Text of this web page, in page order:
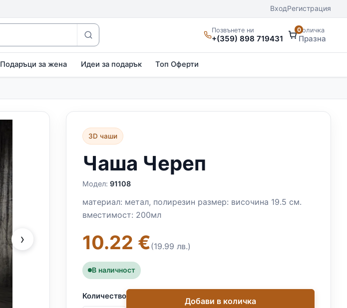
ВходРегистрация
Позвънете ни
+(359) 898 719431
0Количка
Празна
Подаръци за жена Идеи за подарък Топ Оферти
›
3D чаши
Чаша Череп
Модел: 91108
материал: метал, полирезин размер: височина 19.5 см.
вместимост: 200мл
10.22 €(19.99 лв.)
В наличност
Количество Добави в количка